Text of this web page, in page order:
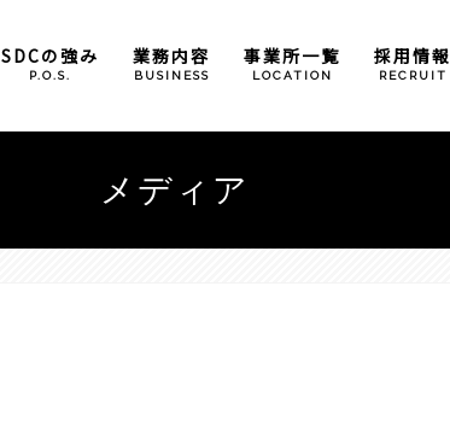
SDCの強み
P.O.S.
業務内容
BUSINESS
包装加工業務
事業所一覧
LOCATION
大阪事業所
採用情報
RECRUIT
メディア